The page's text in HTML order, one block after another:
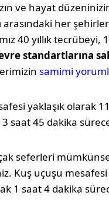
ve hayat
arasındaki her
40 yıllık tecrübeyi,
standartlarına
samimi
yaklaşık olarak
saat 45 dakika
seferleri
Kuş uçuşu mesafesi
1 saat 4 dakika